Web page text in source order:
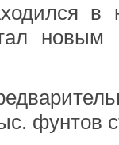
в
новым
фунтов